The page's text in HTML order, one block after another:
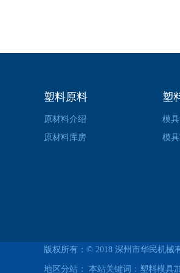
塑料原料
原材料介绍
原材料库房
塑
模
模
版权所有：© 2018 深州市华民机械
地区分站： 本站关键词：塑料模具